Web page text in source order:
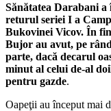
Sănătatea Darabani a
returul seriei I a
Bukovinei Vicov. În
Bujor au avut, pe
parte, dacă decarul
minut al celui de-al
pentru gazde.
Oapeţii au început mai